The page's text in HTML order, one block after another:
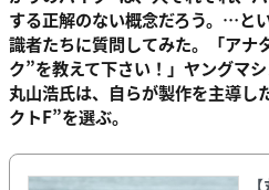
する正解のない概念だろう。…と
識者たちに質問してみた。「アナ
ク”を教えて下さい！」ヤングマ
丸山浩氏は、自らが製作を主導し
クトF”を選ぶ。